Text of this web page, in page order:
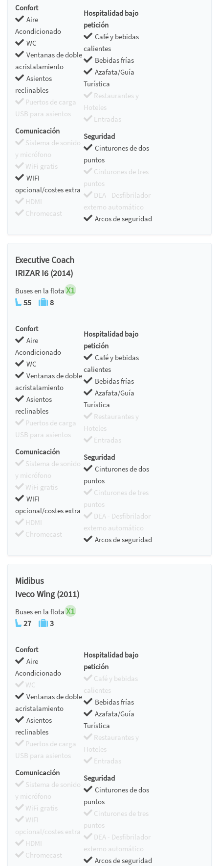
Confort
Aire
Acondicionado
WC
Ventanas de doble
acristalamiento
Asientos
reclinables
Puertos de carga
USB para asientos
Hospitalidad bajo
petición
Café y bebidas
calientes
Bebidas frías
Azafata/Guía
Turística
Restaurantes y
Hoteles
Entradas
Comunicación
Sistema de sonido
y micrófono
WiFi gratis
WIFI
opcional/costes extra
HDMI
Chromecast
Seguridad
Cinturones de dos
puntos
Cinturones de tres
puntos
DEA - Desfibrilador
externo automático
Arcos de seguridad
Executive Coach
IRIZAR I6 (2014)
Buses en la flota X1
55 8
Confort
Aire
Acondicionado
WC
Ventanas de doble
acristalamiento
Asientos
reclinables
Puertos de carga
USB para asientos
Hospitalidad bajo
petición
Café y bebidas
calientes
Bebidas frías
Azafata/Guía
Turística
Restaurantes y
Hoteles
Entradas
Comunicación
Sistema de sonido
y micrófono
WiFi gratis
WIFI
opcional/costes extra
HDMI
Chromecast
Seguridad
Cinturones de dos
puntos
Cinturones de tres
puntos
DEA - Desfibrilador
externo automático
Arcos de seguridad
Midibus
Iveco Wing (2011)
Buses en la flota X1
27 3
Confort
Aire
Acondicionado
WC
Ventanas de doble
acristalamiento
Asientos
reclinables
Puertos de carga
USB para asientos
Hospitalidad bajo
petición
Café y bebidas
calientes
Bebidas frías
Azafata/Guía
Turística
Restaurantes y
Hoteles
Entradas
Comunicación
Sistema de sonido
y micrófono
WiFi gratis
WIFI
opcional/costes extra
HDMI
Chromecast
Seguridad
Cinturones de dos
puntos
Cinturones de tres
puntos
DEA - Desfibrilador
externo automático
Arcos de seguridad